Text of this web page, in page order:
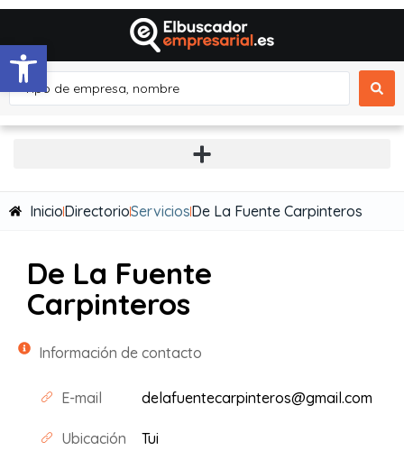
Abrir barra de herramientas
InicioDirectorioServiciosDe La Fuente Carpinteros
De La Fuente
Carpinteros
Información de contacto
E-mail delafuentecarpinteros@gmail.com
Ubicación Tui